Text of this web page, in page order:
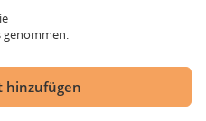
genommen.
hinzufügen